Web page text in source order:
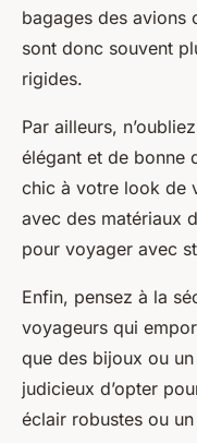
bagages des avions
sont donc souvent
rigides.
Par ailleurs,
élégant et de bonne
chic à votre look de
avec des matériaux
pour voyager avec
Enfin, pensez à la
voyageurs qui
que des bijoux ou
judicieux d’opter
éclair robustes ou